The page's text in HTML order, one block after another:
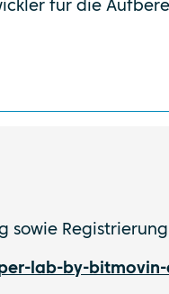
für die
sowie
lab-by-bitmovin-